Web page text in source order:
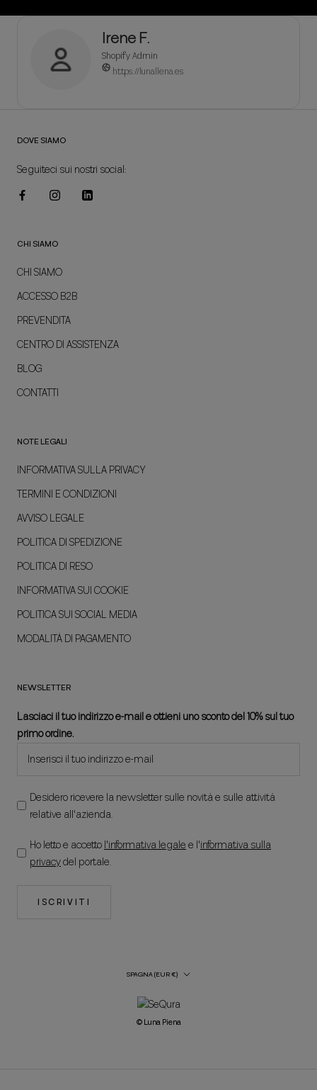
Irene F.
Shopify Admin
https://lunallena.es
DOVE SIAMO
Seguiteci sui nostri social:
CHI SIAMO
CHI SIAMO
ACCESSO B2B
PREVENDITA
CENTRO DI ASSISTENZA
BLOG
CONTATTI
NOTE LEGALI
INFORMATIVA SULLA PRIVACY
TERMINI E CONDIZIONI
AVVISO LEGALE
POLITICA DI SPEDIZIONE
POLITICA DI RESO
INFORMATIVA SUI COOKIE
POLITICA SUI SOCIAL MEDIA
MODALITÀ DI PAGAMENTO
NEWSLETTER
Lasciaci il tuo indirizzo e-mail e ottieni uno sconto del 10% sul tuo
primo ordine.
Desidero ricevere la newsletter sulle novità e sulle attività
relative all'azienda.
Ho letto e accettol'informativa legalee l'informativa sulla
privacydel portale.
ISCRIVITI
Paese/regione
SPAGNA (EUR €)
© Luna Piena